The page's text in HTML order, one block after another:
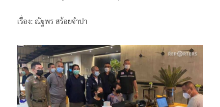
เรื่อง: ณัฐพร สร้อยจำปา